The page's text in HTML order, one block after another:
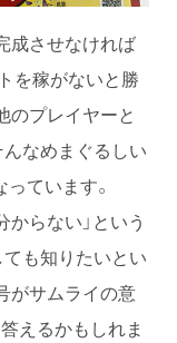
成させなければ
を稼がないと勝
のプレイヤーと
なめまぐるしい
ています。
らない」という
も知りたいとい
がサムライの意
えるかもしれま